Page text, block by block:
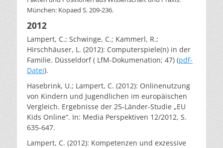
München: Kopaed S. 209-236.
2012
Lampert, C.; Schwinge, C.; Kammerl, R.;
Hirschhäuser, L. (2012): Computerspiele(n) in der
Familie. Düsseldorf ( LfM-Dokumenation; 47) (pdf-
Datei).
Hasebrink, U.; Lampert, C. (2012): Onlinenutzung
von Kindern und Jugendlichen im europäischen
Vergleich. Ergebnisse der 25-Länder-Studie „EU
Kids Online“. In: Media Perspektiven 12/2012, S.
635-647.
Lampert, C. (2012): Kompetenzen und exzessive